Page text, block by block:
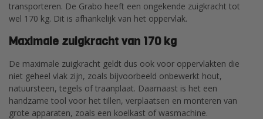
transporteren. De Grabo heeft een ongekende zuigkracht tot
wel 170 kg. Dit is afhankelijk van het oppervlak.
Maximale zuigkracht van 170 kg
De maximale zuigkracht geldt dus ook voor oppervlakten die
niet geheel vlak zijn, zoals bijvoorbeeld onbewerkt hout,
natuursteen, tegels of traanplaat. Daarnaast is het een
handzame tool voor het tillen, verplaatsen en monteren van
grote apparaten, zoals een koelkast of wasmachine.